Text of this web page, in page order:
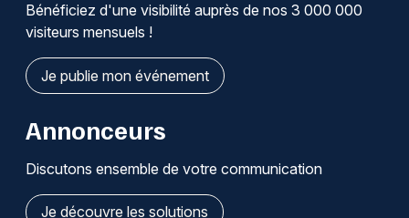
Bénéficiez d'une visibilité auprès de nos 3 000 000
visiteurs mensuels !
Je publie mon événement
Annonceurs
Discutons ensemble de votre communication
Je découvre les solutions